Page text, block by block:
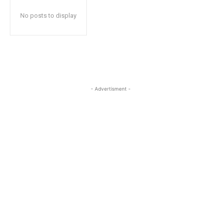
No posts to display
- Advertisment -